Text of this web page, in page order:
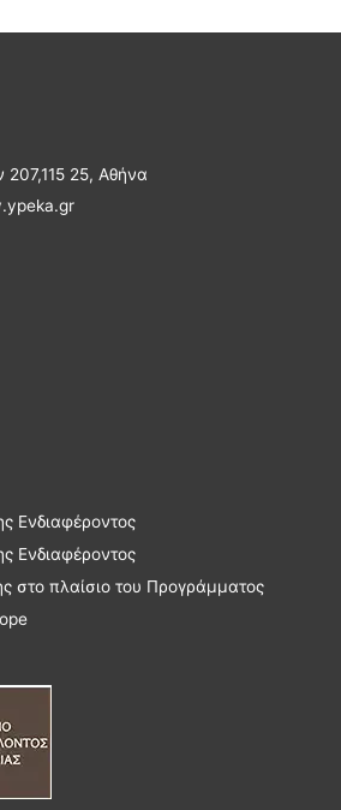
25, Αθήνα
Ενδιαφέροντος
Ενδιαφέροντος
στο πλαίσιο του Προγράμματος